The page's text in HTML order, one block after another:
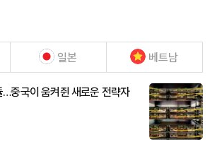
일본 베트남
중국이 움켜쥔 새로운 전략자